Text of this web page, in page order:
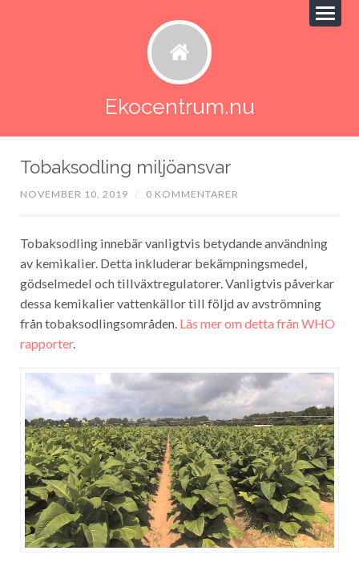
Ekocentrum.nu
Tobaksodling miljöansvar
NOVEMBER 10, 2019 / 0 KOMMENTARER
Tobaksodling innebär vanligtvis betydande användning
av kemikalier. Detta inkluderar bekämpningsmedel,
gödselmedel och tillväxtregulatorer. Vanligtvis påverkar
dessa kemikalier vattenkällor till följd av avströmning
från tobaksodlingsområden. Läs mer om detta från WHO
rapporter.